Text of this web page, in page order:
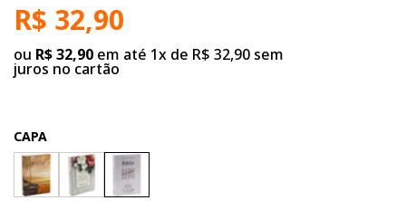
R$ 32,90
ou R$ 32,90 em até 1x de R$ 32,90 sem
juros no cartão
CAPA